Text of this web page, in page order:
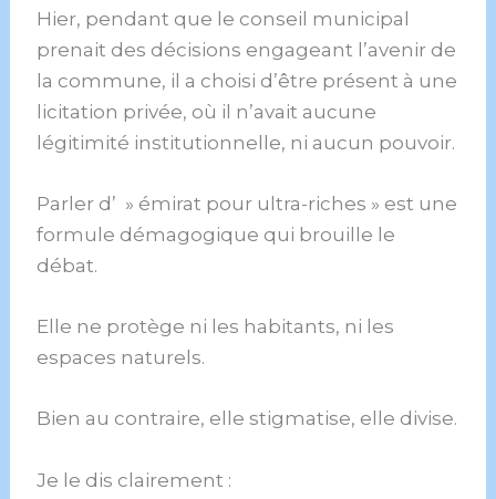
Hier, pendant que le conseil municipal
prenait des décisions engageant l’avenir de
la commune, il a choisi d’être présent à une
licitation privée, où il n’avait aucune
légitimité institutionnelle, ni aucun pouvoir.
Parler d’ » émirat pour ultra-riches » est une
formule démagogique qui brouille le
débat.
Elle ne protège ni les habitants, ni les
espaces naturels.
Bien au contraire, elle stigmatise, elle divise.
Je le dis clairement :